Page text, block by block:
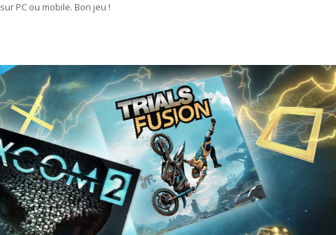
sur PC ou mobile. Bon jeu !